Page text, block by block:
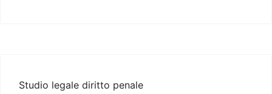
Studio legale diritto penale